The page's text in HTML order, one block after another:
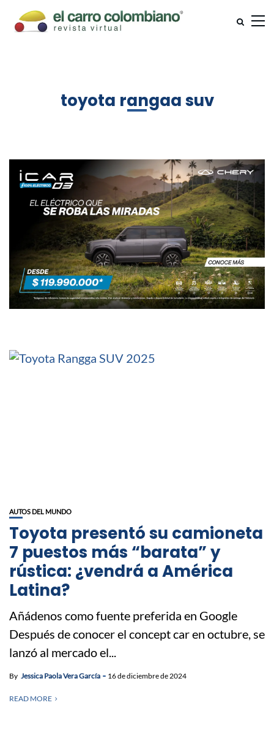
toyota rangaa suv
AUTOS DEL MUNDO
Toyota presentó su camioneta
7 puestos más “barata” y
rústica: ¿vendrá a América
Latina?
Añádenos como fuente preferida en Google
Después de conocer el concept car en octubre, se
lanzó al mercado el...
By Jessica Paola Vera García 16 de diciembre de 2024
READ MORE